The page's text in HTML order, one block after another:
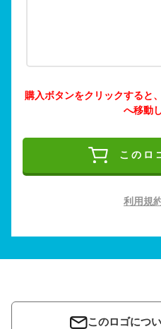
購入ボタンをクリックすると
へ移動
このロ
利用規
このロゴにつ